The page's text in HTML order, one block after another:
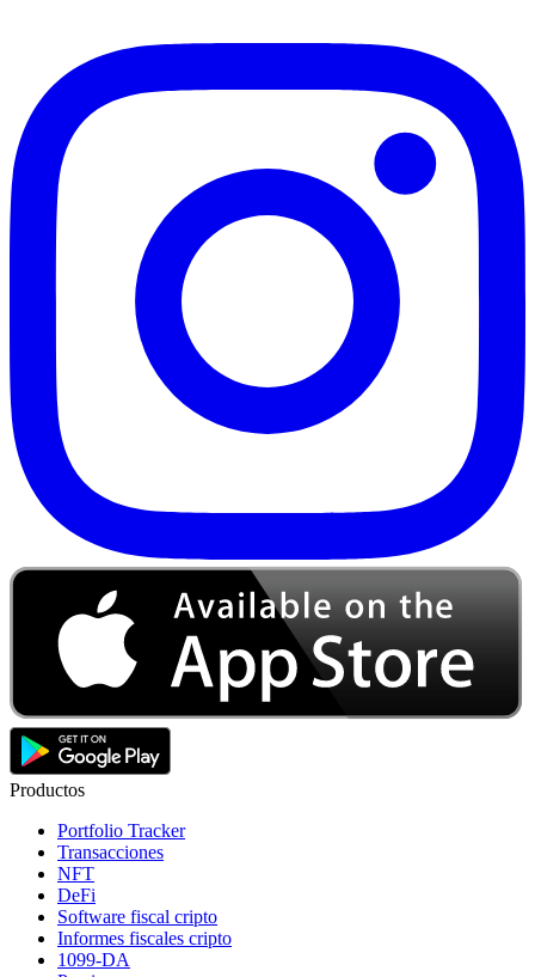
Productos
Portfolio Tracker
Transacciones
NFT
DeFi
Software fiscal cripto
Informes fiscales cripto
1099-DA